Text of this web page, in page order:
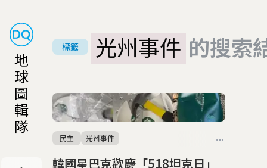
地
球
圖
輯
隊
標籤 光州事件 的搜索
韓國星巴克歡慶「518坦克日」
民主 光州事件